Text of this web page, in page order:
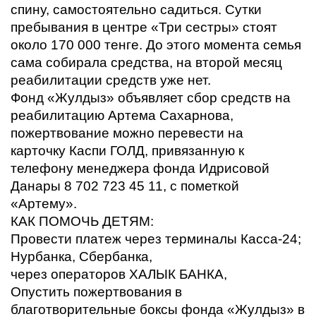
спину, самостоятельно садиться. Сутки
пребывания в центре «Три сестры» стоят
около 170 000 тенге. До этого момента семья
сама собирала средства, на второй месяц
реабилитации средств уже нет.
Фонд «Жулдыз» объявляет сбор средств на
реабилитацию Артема Сахарнова,
пожертвование можно перевести на
карточку Каспи ГОЛД, привязанную к
телефону менеджера фонда Идрисовой
Данары 8 702 723 45 11, с пометкой
«Артему».
КАК ПОМОЧЬ ДЕТЯМ:
Провести платеж через терминалы Касса-24;
Нурбанка, Сбербанка,
через операторов ХАЛЫК БАНКА,
Опустить пожертвования в
благотворительные боксы фонда «Жулдыз» в